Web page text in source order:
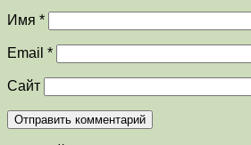
Имя *
Email *
Сайт